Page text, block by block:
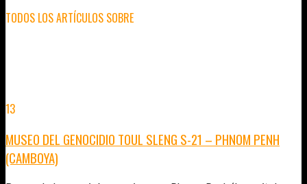
TODOS LOS ARTÍCULOS SOBRE
13
MUSEO DEL GENOCIDIO TOUL SLENG S-21 – PHNOM PENH
(CAMBOYA)